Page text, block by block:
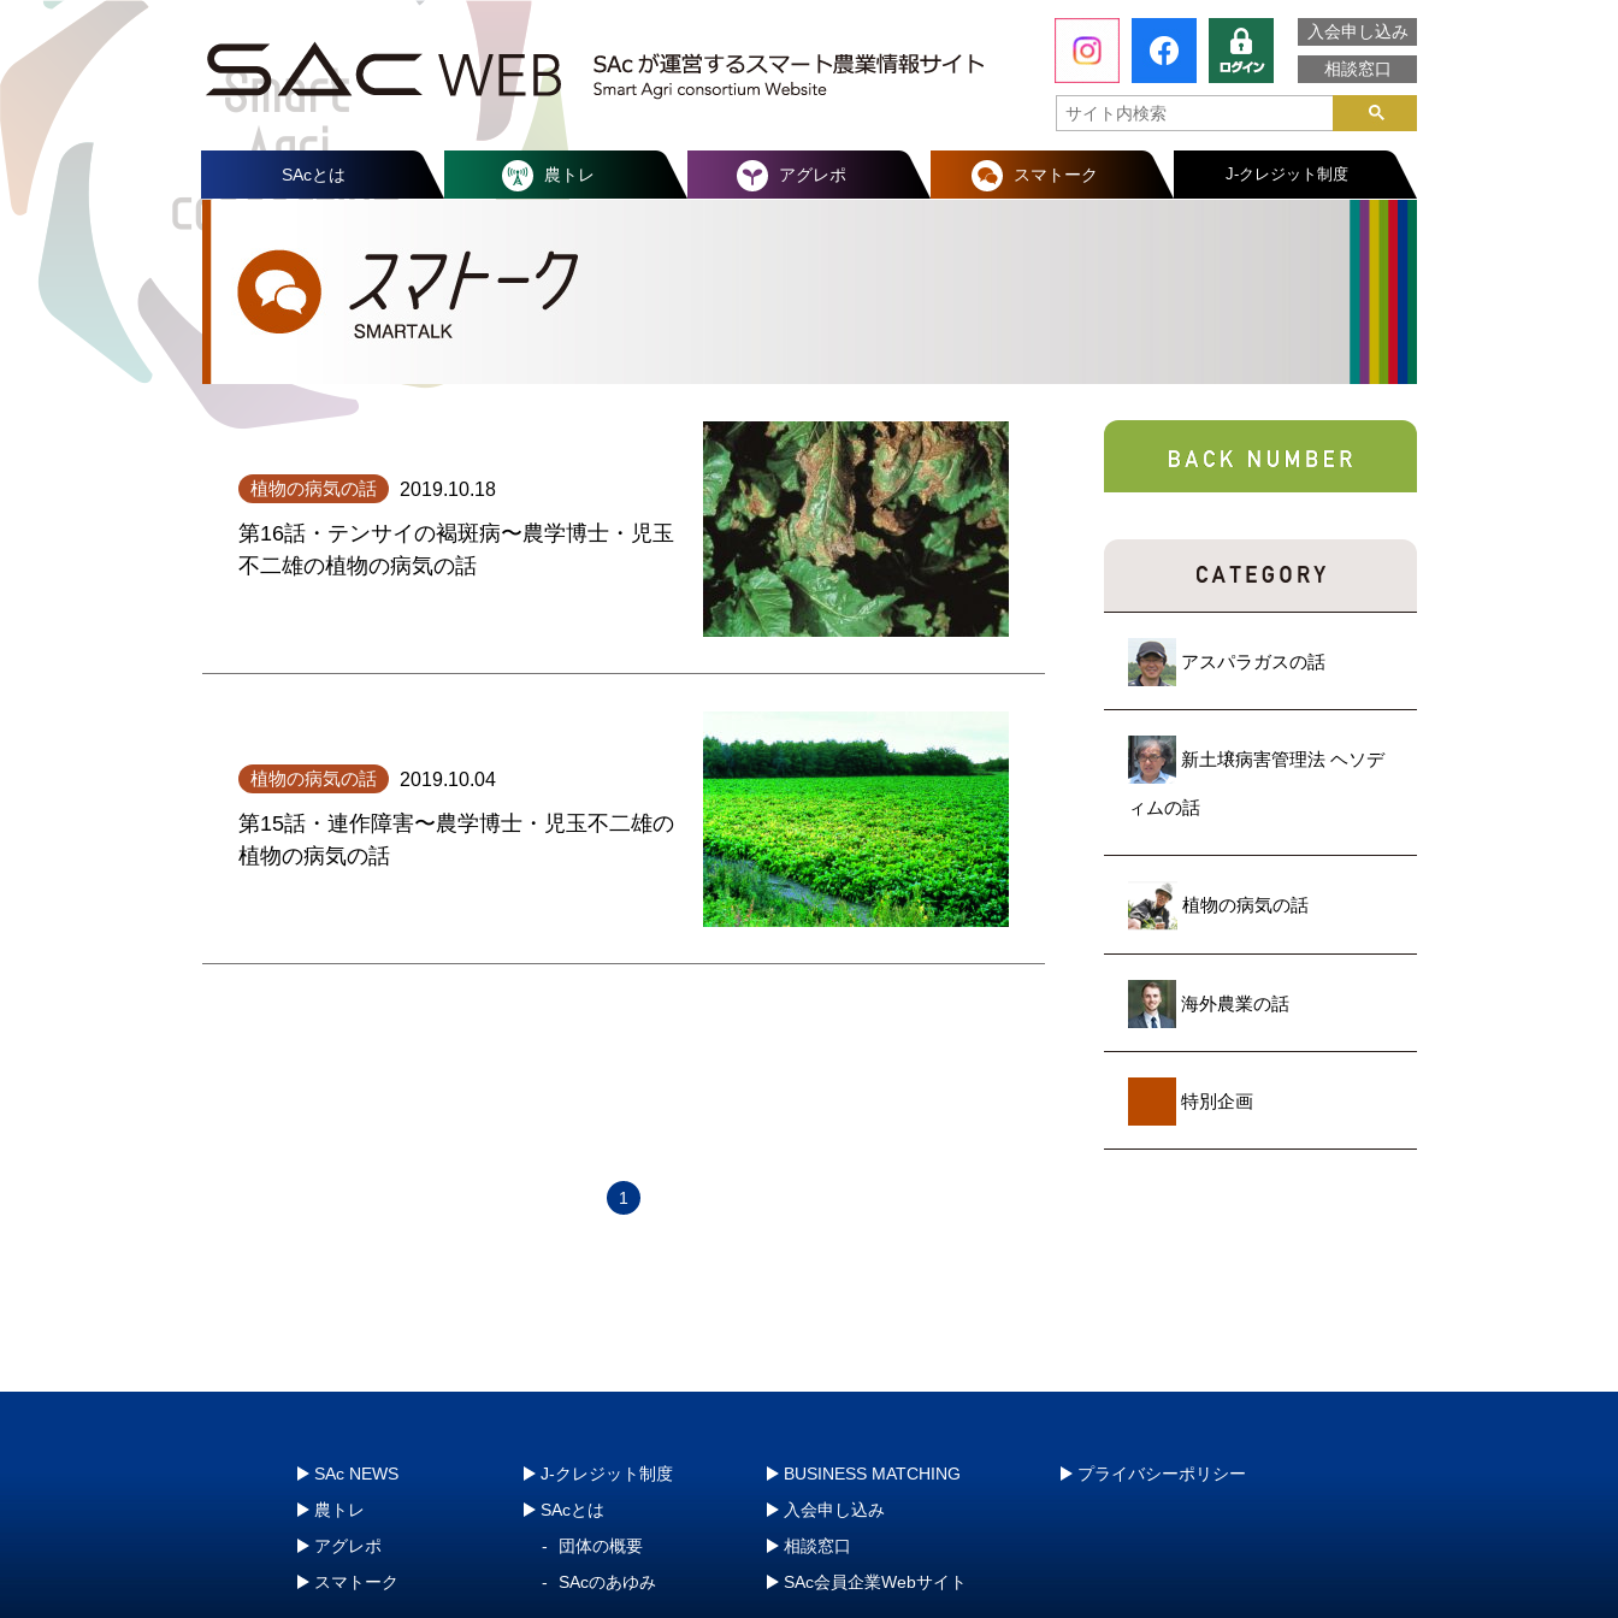
入会申し込み
相談窓口
SAcとは 農トレ アグレポ スマトーク J-クレジット制度
アスパラガスの話
新土壌病害管理法 ヘソデ
ィムの話
植物の病気の話
海外農業の話
特別企画
植物の病気の話 2019.10.18
第16話・テンサイの褐斑病〜農学博士・児玉
不二雄の植物の病気の話
植物の病気の話 2019.10.04
第15話・連作障害〜農学博士・児玉不二雄の
植物の病気の話
1
SAc NEWS
農トレ
アグレポ
スマトーク
J-クレジット制度
SAcとは
団体の概要
SAcのあゆみ
BUSINESS MATCHING
入会申し込み
相談窓口
SAc会員企業Webサイト
プライバシーポリシー